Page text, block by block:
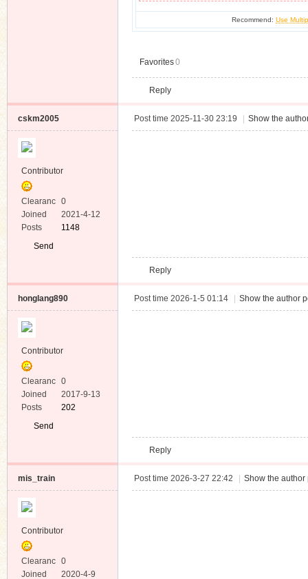
Recommend:Use
Favorites0
Reply
cskm2005
Contributor
Clearanc
e
0
Joined
2021-4-12
Posts
1148
Send
Post time 2025-11-30 23:19 Show the
Reply
honglang890
Contributor
Clearanc
e
0
Joined
2017-9-13
Posts
202
Send
Post time 2026-1-5 01:14 Show the author
Reply
mis_train
Contributor
Clearanc
e
0
Joined
2020-4-9
Post time 2026-3-27 22:42 Show the author